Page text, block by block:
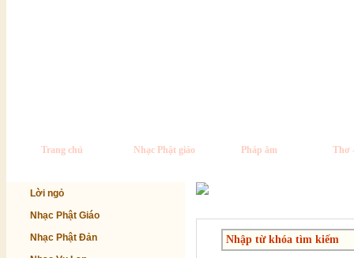
Trang chủ Nhạc Phật giáo Pháp âm Thơ
Lời ngỏ
Nhạc Phật Giáo
Nhạc Phật Đản